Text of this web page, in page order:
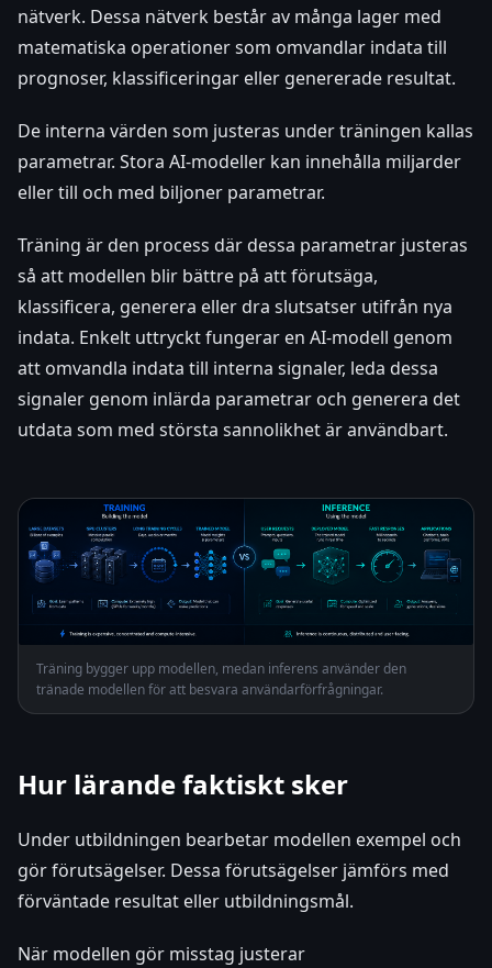
nätverk. Dessa nätverk består av många lager med
matematiska operationer som omvandlar indata till
prognoser, klassificeringar eller genererade resultat.
De interna värden som justeras under träningen kallas
parametrar. Stora AI-modeller kan innehålla miljarder
eller till och med biljoner parametrar.
Träning är den process där dessa parametrar justeras
så att modellen blir bättre på att förutsäga,
klassificera, generera eller dra slutsatser utifrån nya
indata. Enkelt uttryckt fungerar en AI-modell genom
att omvandla indata till interna signaler, leda dessa
signaler genom inlärda parametrar och generera det
utdata som med största sannolikhet är användbart.
Träning bygger upp modellen, medan inferens använder den
tränade modellen för att besvara användarförfrågningar.
Hur lärande faktiskt sker
Under utbildningen bearbetar modellen exempel och
gör förutsägelser. Dessa förutsägelser jämförs med
förväntade resultat eller utbildningsmål.
När modellen gör misstag justerar